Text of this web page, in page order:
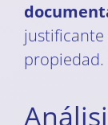
justificante
propiedad.